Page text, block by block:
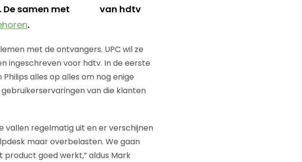
De samen met
.
met de ontvangers. UPC wil ze
ingeschreven voor hdtv. In de eerste
alles op alles om nog enige
van die klanten
vallen regelmatig uit en er verschijnen
maar overbelasten. We gaan
goed werkt,” aldus Mark